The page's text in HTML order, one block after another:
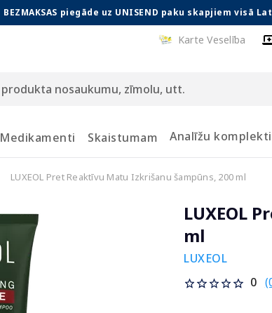
BEZMAKSAS piegāde uz UNISEND paku skapjiem visā
Karte Veselība
Medikamenti Skaistumam Analīžu komplekti
LUXEOL Pret Reaktīvu Matu Izkrišanu šampūns, 200 ml
LUXEOL
ml
LUXEOL
0